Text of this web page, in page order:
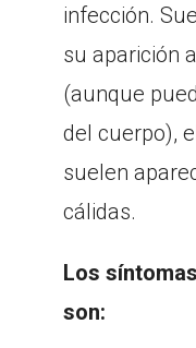
infección.
su aparición
(aunque
del cuerpo),
suelen
cálidas.
Los
son: